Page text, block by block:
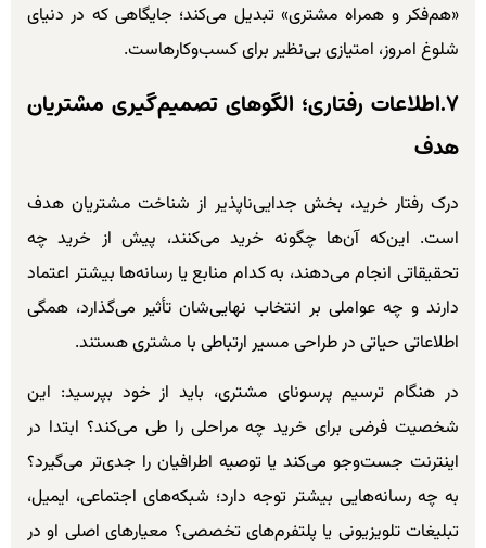
«هم‌فکر و همراه مشتری» تبدیل می‌کند؛ جایگاهی که در دنیای
شلوغ امروز، امتیازی بی‌نظیر برای کسب‌وکارهاست.
۷.اطلاعات رفتاری؛ الگوهای تصمیم‌گیری مشتریان
هدف
درک رفتار خرید، بخش جدایی‌ناپذیر از شناخت مشتریان هدف
است. این‌که آن‌ها چگونه خرید می‌کنند، پیش از خرید چه
تحقیقاتی انجام می‌دهند، به کدام منابع یا رسانه‌ها بیشتر اعتماد
دارند و چه عواملی بر انتخاب نهایی‌شان تأثیر می‌گذارد، همگی
اطلاعاتی حیاتی در طراحی مسیر ارتباطی با مشتری هستند.
در هنگام ترسیم پرسونای مشتری، باید از خود بپرسید: این
شخصیت فرضی برای خرید چه مراحلی را طی می‌کند؟ ابتدا در
اینترنت جست‌وجو می‌کند یا توصیه اطرافیان را جدی‌تر می‌گیرد؟
به چه رسانه‌هایی بیشتر توجه دارد؛ شبکه‌های اجتماعی، ایمیل،
تبلیغات تلویزیونی یا پلتفرم‌های تخصصی؟ معیارهای اصلی او در